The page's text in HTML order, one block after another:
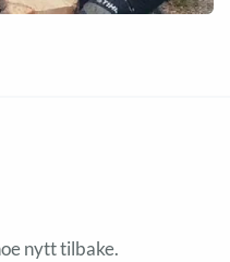
nytt tilbake.